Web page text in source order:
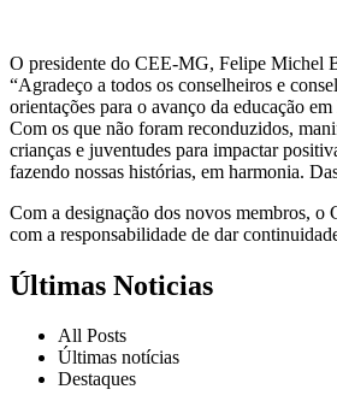
O presidente do CEE-MG, Felipe Michel
“Agradeço a todos os conselheiros e
orientações para o avanço da educação
Com os que não foram reconduzidos,
crianças e juventudes para impactar
fazendo nossas histórias, em harmonia.
Com a designação dos novos membros,
com a responsabilidade de dar
Últimas Noticias
All Posts
Últimas notícias
Destaques